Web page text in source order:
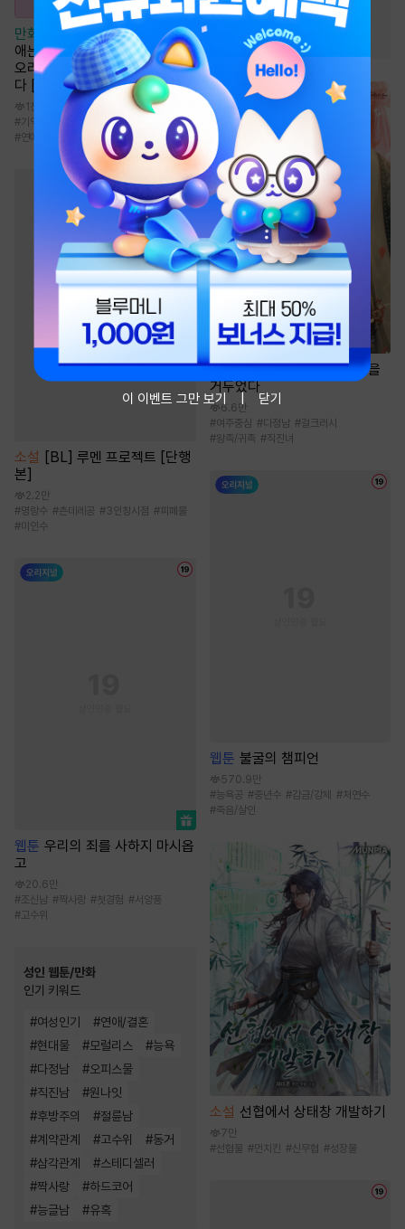
만화
[일권만] 기억상실 악역 영
애는 공략 대상인 얀데레 의붓
오라버니에게서 도망칠 수가 없
다 [단행본]
1천
#기억상실 로맨스 #서양풍
집착남
#연애/결혼
소설 [BL] 루멘 프로젝트 [단행
본]
2.2만
#명랑수 #츤데레공 #3인칭시점 #피폐물
#미인수
웹툰 우리의 죄를 사하지 마시옵
고
20.6만
#조신남 #짝사랑 #첫경험 #서양풍
#고수위
성인 웹툰/만화
인기 키워드
#여성인기 #연애/결혼
#현대물 #모럴리스 #능욕
#다정남 #오피스물
#직진남 #원나잇
#후방주의 #절륜남
#계약관계 #고수위 #동거
#삼각관계 #스테디셀러
#짝사랑 #하드코어
#능글남 #유혹
#귀환물 #잔잔함
천하제일인
소설 중생 후 다섯 명의 권신을
거두었다
6.6만
#여주중심 #다정남 #걸크러시
#왕족/귀족 #직진녀
웹툰 불굴의 챔피언
570.9만
#능욕공 #중년수 #감금/강제 #처연수
#죽음/살인
소설 선협에서 상태창 개발하기
7만
#선협물 #먼치킨 #신무협 #성장물
이 이벤트 그만 보기 닫기